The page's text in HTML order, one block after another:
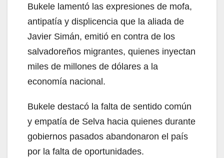
Bukele lamentó las expresiones de mofa,
antipatía y displicencia que la aliada de
Javier Simán, emitió en contra de los
salvadoreños migrantes, quienes inyectan
miles de millones de dólares a la
economía nacional.
Bukele destacó la falta de sentido común
y empatía de Selva hacia quienes durante
gobiernos pasados abandonaron el país
por la falta de oportunidades.